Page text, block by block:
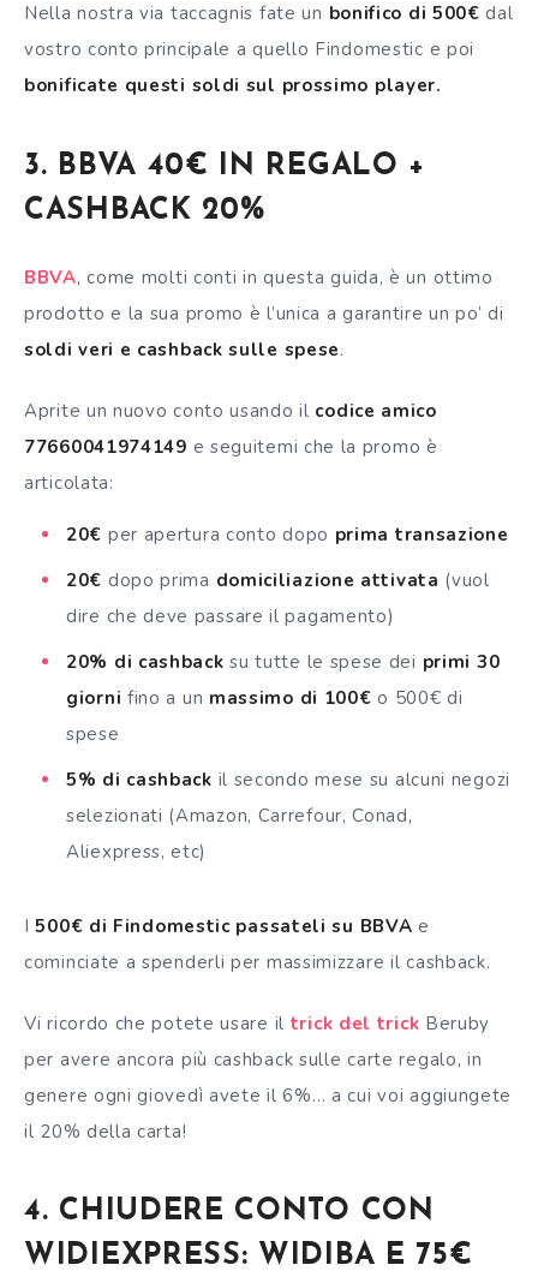
Nella nostra via taccagnis fate un bonifico di 500€ dal
vostro conto principale a quello Findomestic e poi
bonificate questi soldi sul prossimo player.
3. BBVA 40€ IN REGALO +
CASHBACK 20%
BBVA, come molti conti in questa guida, è un ottimo
prodotto e la sua promo è l’unica a garantire un po’ di
soldi veri e cashback sulle spese.
Aprite un nuovo conto usando il codice amico
77660041974149 e seguitemi che la promo è
articolata:
20€ per apertura conto dopo prima transazione
20€ dopo prima domiciliazione attivata (vuol
dire che deve passare il pagamento)
20% di cashback su tutte le spese dei primi 30
giorni fino a un massimo di 100€ o 500€ di
spese
5% di cashback il secondo mese su alcuni negozi
selezionati (Amazon, Carrefour, Conad,
Aliexpress, etc)
I500€ di Findomestic passateli su BBVA e
cominciate a spenderli per massimizzare il cashback.
Vi ricordo che potete usare il trick del trick Beruby
per avere ancora più cashback sulle carte regalo, in
genere ogni giovedì avete il 6%… a cui voi aggiungete
il 20% della carta!
4. CHIUDERE CONTO CON
WIDIEXPRESS: WIDIBA E 75€